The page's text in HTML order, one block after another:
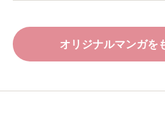
オリジナルマンガを